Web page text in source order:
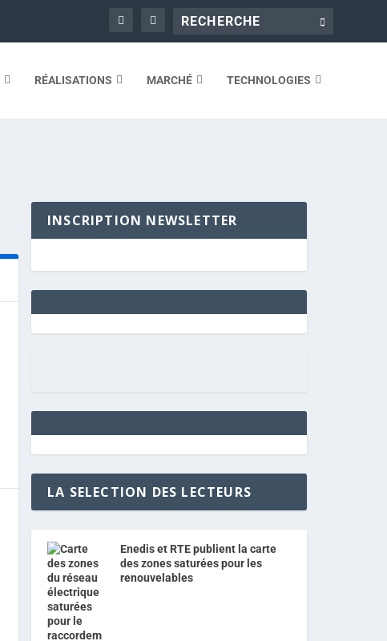
RÉALISATIONS MARCHÉ TECHNOLOGIES
INSCRIPTION NEWSLETTER
LA SELECTION DES LECTEURS
Enedis et RTE publient la carte
des zones saturées pour les
renouvelables